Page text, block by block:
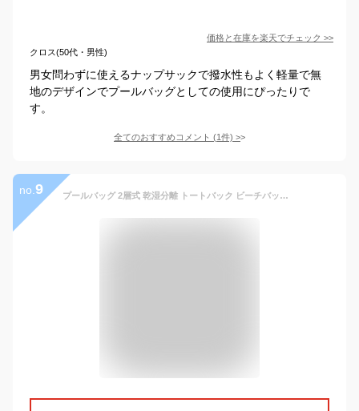
価格と在庫を楽天でチェック >>
クロス(50代・男性)
男女問わずに使えるナップサックで撥水性もよく軽量で無
地のデザインでプールバッグとしての使用にぴったりで
す。
全てのおすすめコメント (1件) >
no. 9 プールバッグ 2層式 乾湿分離 トートバック ビーチバッグ おしゃれ スイムバッグ プール 水泳 スイミング バッグ 半透明 ブラック 黒 軽量 水泳バッグ スイミングバッグ 水着 スポーツバッグ 大容量 子供 大人 女の子 男の子 キッズ レディース メンズ